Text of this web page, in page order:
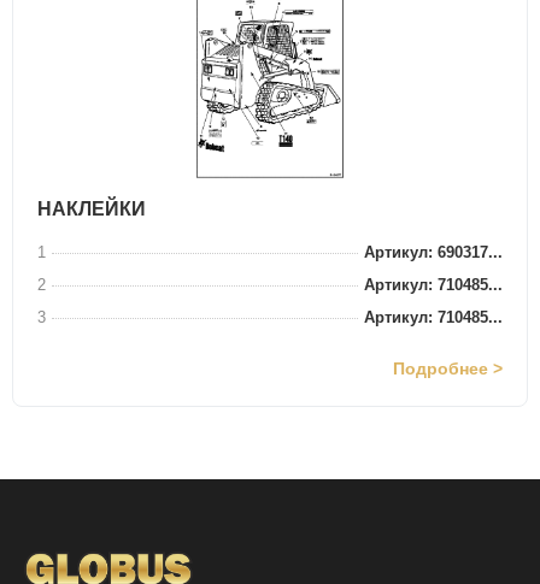
НАКЛЕЙКИ
1
Артикул: 690317...
2
Артикул: 710485...
3
Артикул: 710485...
Подробнее >